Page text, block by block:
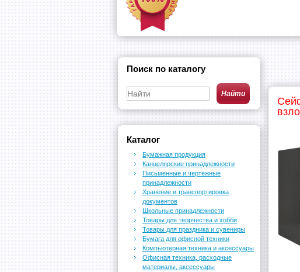
Поиск по каталогу
Каталог
Бумажная продукция
Канцелярские принадлежности
Письменные и чертежные
принадлежности
Хранение и транспортировка
документов
Школьные принадлежности
Товары для творчества и хобби
Товары для праздника и сувениры
Бумага для офисной техники
Компьютерная техника и аксессуары
Офисная техника, расходные
материалы, аксессуары